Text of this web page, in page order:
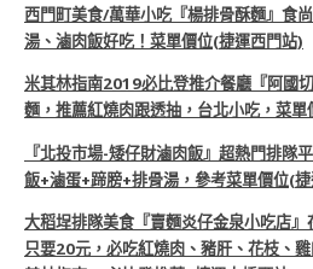
西門町美食/萬華小吃『楊排骨酥麵』食
湯、滷肉飯好吃！菜單價位(捷運西門站)
米其林指南2019必比登推介餐廳『阿國
麵，推薦紅燒肉跟透抽，台北小吃，菜
『北投市場-矮仔財滷肉飯』超熱門排隊
飯+滷蛋+蹄膀+排骨湯，參考菜單價位(
大稻埕排隊美食『賣麵炎仔金泉小吃店
只要20元，必吃紅燒肉、豬肝、花枝、